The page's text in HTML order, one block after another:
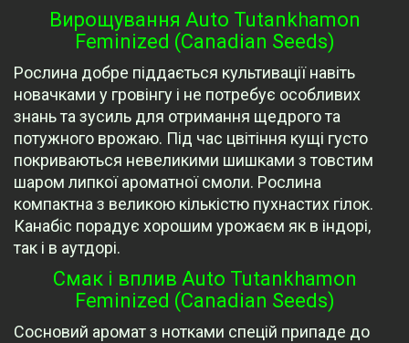
Вирощування Auto Tutankhamon
Feminized (Canadian Seeds)
Рослина добре піддається культивації навіть
новачками у гровінгу і не потребує особливих
знань та зусиль для отримання щедрого та
потужного врожаю. Під час цвітіння кущі густо
покриваються невеликими шишками з товстим
шаром липкої ароматної смоли. Рослина
компактна з великою кількістю пухнастих гілок.
Канабіс порадує хорошим урожаєм як в індорі,
так і в аутдорі.
Смак і вплив Auto Tutankhamon
Feminized (Canadian Seeds)
Сосновий аромат з нотками спецій припаде до